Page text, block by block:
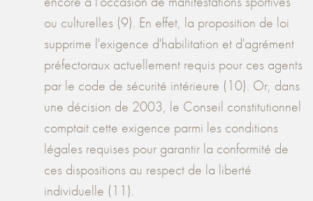
ou culturelles (9). En effet, la proposition de loi
supprime l'exigence d'habilitation et d'agrément
préfectoraux actuellement requis pour ces agents
par le code de sécurité intérieure (10). Or, dans
une décision de 2003, le Conseil constitutionnel
comptait cette exigence parmi les conditions
légales requises pour garantir la conformité de
ces dispositions au respect de la liberté
individuelle (11).